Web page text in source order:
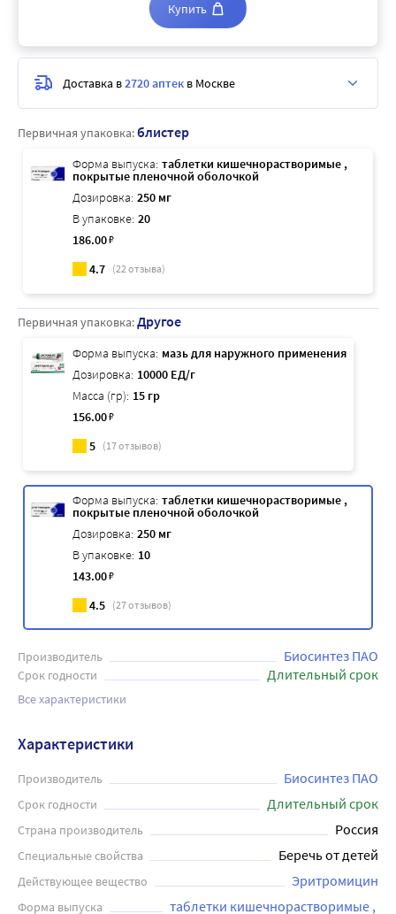
Первичная упаковка:блистер
Форма выпуска: таблетки кишечнорастворимые ,
покрытые пленочной оболочкой
Дозировка: 250 мг
В упаковке: 20
186.00₽
4.7 (22отзыва)
Первичная упаковка:Другое
Форма выпуска: мазь для наружного применения
Дозировка: 10000 ЕД/г
Масса (гр): 15 гр
156.00₽
5 (17отзывов)
Форма выпуска: таблетки кишечнорастворимые ,
покрытые пленочной оболочкой
Дозировка: 250 мг
В упаковке: 10
143.00₽
4.5 (27отзывов)
Производитель Биосинтез ПАО
Срок годности Длительный срок
Все характеристики
Купить
Доставка в2720 аптек в Москве
Характеристики
Производитель Биосинтез ПАО
Срок годности Длительный срок
Страна производитель Россия
Специальные свойства Беречь от детей
Действующее вещество Эритромицин
Форма выпуска
таблетки кишечнорастворимые ,